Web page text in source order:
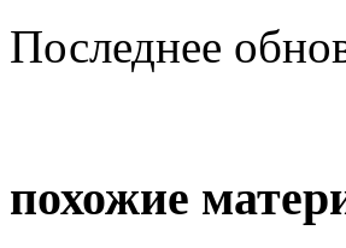
Последнее
похожие